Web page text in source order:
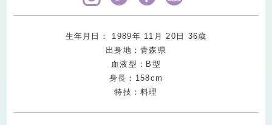
生年月日： 1989年 11 月 20 日 36歳
出身地：青森県
血液型：B型
身長：158cm
特技：料理